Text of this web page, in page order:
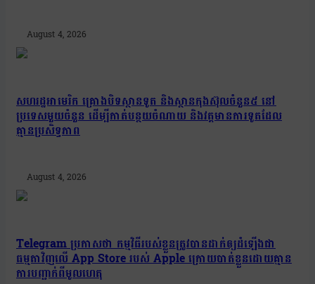
August 4, 2026
សហរដ្ឋអាមេរិក គ្រោងបិទស្ថានទូត និងស្ថានកុងស៊ុលចំនួន៥ នៅ
ប្រទេសមួយចំនួន ដើម្បីកាត់បន្ថយចំណាយ និងវត្តមានការទូតដែល
គ្មានប្រសិទ្ធភាព
August 4, 2026
Telegram ប្រកាសថា កម្មវិធីរបស់ខ្លួនត្រូវបានដាក់ឲ្យដំឡើងជា
ធម្មតាវិញលើ App Store របស់ Apple ក្រោយបាត់ខ្លួនដោយគ្មាន
ការបញ្ជាក់ពីមូលហេតុ